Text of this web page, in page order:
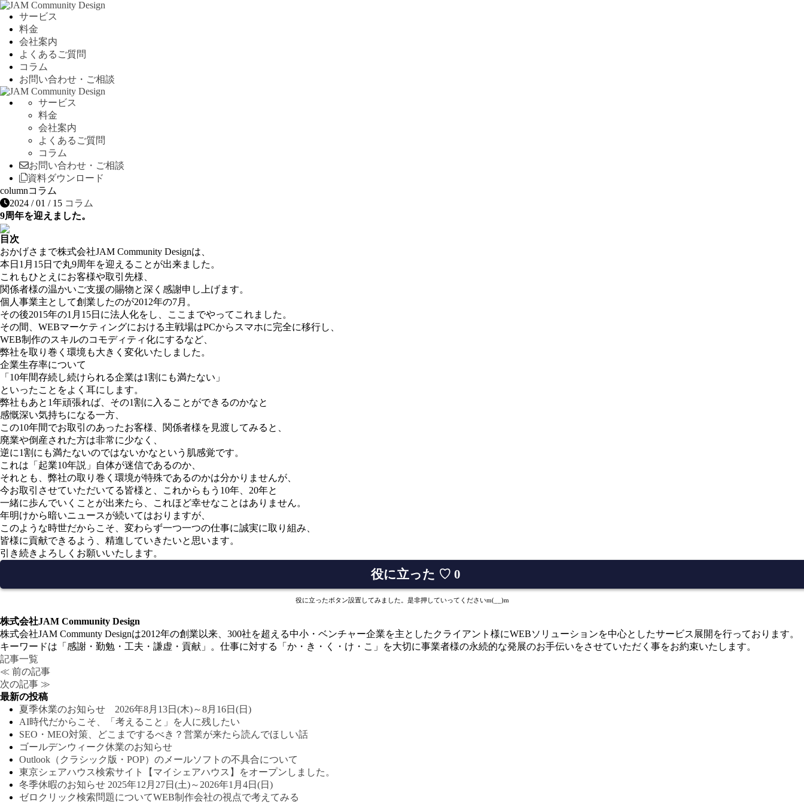
サービス
料金
会社案内
よくあるご質問
コラム
お問い合わせ・ご相談
サービス
料金
会社案内
よくあるご質問
コラム
お問い合わせ・ご相談
資料ダウンロード
columnコラム
2024 / 01 / 15 コラム
9周年を迎えました。
目次
おかげさまで株式会社JAM Community Designは、
本日1月15日で丸9周年を迎えることが出来ました。
これもひとえにお客様や取引先様、
関係者様の温かいご支援の賜物と深く感謝申し上げます。
個人事業主として創業したのが2012年の7月。
その後2015年の1月15日に法人化をし、ここまでやってこれました。
その間、WEBマーケティングにおける主戦場はPCからスマホに完全に移行し、
WEB制作のスキルのコモディティ化にするなど、
弊社を取り巻く環境も大きく変化いたしました。
企業生存率について
「10年間存続し続けられる企業は1割にも満たない」
といったことをよく耳にします。
弊社もあと1年頑張れば、その1割に入ることができるのかなと
感慨深い気持ちになる一方、
この10年間でお取引のあったお客様、関係者様を見渡してみると、
廃業や倒産された方は非常に少なく、
逆に1割にも満たないのではないかなという肌感覚です。
これは「起業10年説」自体が迷信であるのか、
それとも、弊社の取り巻く環境が特殊であるのかは分かりませんが、
今お取引させていただいてる皆様と、これからもう10年、20年と
一緒に歩んでいくことが出来たら、これほど幸せなことはありません。
年明けから暗いニュースが続いてはおりますが、
このような時世だからこそ、変わらず一つ一つの仕事に誠実に取り組み、
皆様に貢献できるよう、精進していきたいと思います。
引き続きよろしくお願いいたします。
役に立った ♡ 0
役に立ったボタン設置してみました。是非押していってくださいm(__)m
株式会社JAM Community Design
株式会社JAM Communty Designは2012年の創業以来、300社を超える中小・ベンチャー企業を主としたクライアント様にWEBソリューションを中心としたサービス展開を行っております。
キーワードは「感謝・勤勉・工夫・謙虚・貢献」。仕事に対する「か・き・く・け・こ」を大切に事業者様の永続的な発展のお手伝いをさせていただく事をお約束いたします。
記事一覧
≪ 前の記事
次の記事 ≫
最新の投稿
夏季休業のお知らせ 2026年8月13日(木)～8月16日(日)
AI時代だからこそ、「考えること」を人に残したい
SEO・MEO対策、どこまでするべき？営業が来たら読んでほしい話
ゴールデンウィーク休業のお知らせ
Outlook（クラシック版・POP）のメールソフトの不具合について
東京シェアハウス検索サイト【マイシェアハウス】をオープンしました。
冬季休暇のお知らせ 2025年12月27日(土)～2026年1月4日(日)
ゼロクリック検索問題についてWEB制作会社の視点で考えてみる